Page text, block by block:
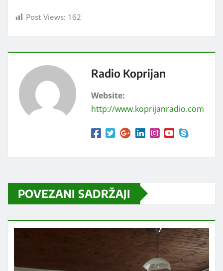
Post Views: 162
Radio Koprijan
Website:
http://www.koprijanradio.com
POVEZANI SADRŽAJI